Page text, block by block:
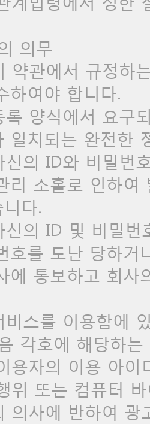
의무
약관에서 규정하
하여야 합니다.
록 양식에서 요구
일치되는 완전한
신의 ID와 비밀번
리 소홀로 인하여
다.
신의 ID 및 비밀번
호를 도난 당하거
에 통보하고 회
비스를 이용함에
각호에 해당하
자의 이용 아이
또는 컴퓨터
사에 반하여 광